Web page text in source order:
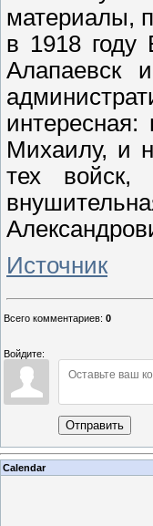
материалы,
в 1918 году
Алапаевск
Михаилу, и
тех войск,
Источник
Всего комментариев: 0
Войдите:
Отправить
Calendar